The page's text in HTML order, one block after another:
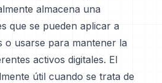
almacena una
que se pueden aplicar a
o usarse para mantener la
activos digitales. El
útil cuando se trata de